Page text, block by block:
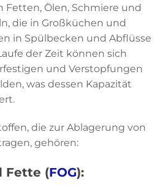
Fetten, Ölen, Schmiere und
die in Großküchen und
in Spülbecken und Abflüsse
der Zeit können sich
und Verstopfungen
was dessen Kapazität
die zur Ablagerung von
gehören:
Fette (FOG):